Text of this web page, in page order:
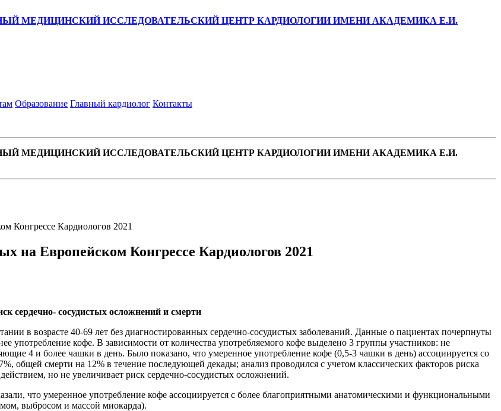
МЕДИЦИНСКИЙ ИССЛЕДОВАТЕЛЬСКИЙ ЦЕНТР КАРДИОЛОГИИ ИМЕНИ АКАДЕМИКА Е.И.
Образование Главный кардиолог Контакты
МЕДИЦИНСКИЙ ИССЛЕДОВАТЕЛЬСКИЙ ЦЕНТР КАРДИОЛОГИИ ИМЕНИ АКАДЕМИКА Е.И.
Конгрессе Кардиологов 2021
на Европейском Конгрессе Кардиологов 2021
сердечно- сосудистых осложнений и смерти
в возрасте 40-69 лет без диагностированных сердечно-сосудистых заболеваний. Данные о пациентах почерпнуты
употребление кофе. В зависимости от количества употребляемого кофе выделено 3 группы участников: не
4 и более чашки в день. Было показано, что умеренное употребление кофе (0,5-3 чашки в день) ассоциируется со
общей смерти на 12% в течение последующей декады; анализ проводился с учетом классических факторов риска
но не увеличивает риск сердечно-сосудистых осложнений.
что умеренное употребление кофе ассоциируется с более благоприятными анатомическими и функциональными
выбросом и массой миокарда).